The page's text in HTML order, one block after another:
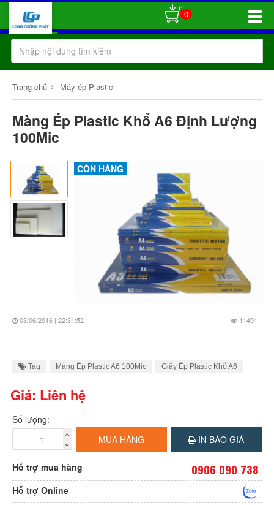
Toggle
0
Trang chủ › Máy ép Plastic
Màng Ép Plastic Khổ A6 Định Lượng
100Mic
CÒN HÀNG
03/06/2016 | 22:31:52 11491
Tag Màng Ép Plastic A6 100Mic Giấy Ép Plastic Khổ A6
Giá: Liên hệ
Số lượng:
MUA HÀNG
IN BÁO GIÁ
Hỗ trợ mua hàng 0906 090 738
Hỗ trợ Online